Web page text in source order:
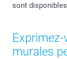
sont
murales